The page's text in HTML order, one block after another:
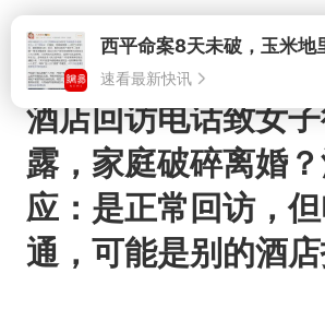
酒店回访电话致女
露，家庭破碎离婚
应：是正常回访，
通，可能是别的酒